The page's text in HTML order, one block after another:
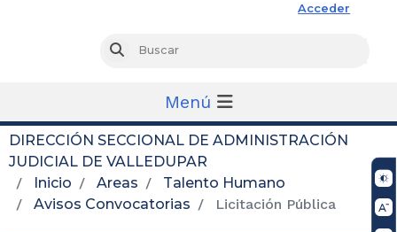
Acceder
Buscar
Menú
DIRECCIÓN SECCIONAL DE ADMINISTRACIÓN
JUDICIAL DE VALLEDUPAR
Inicio
Areas
Talento Humano
Avisos Convocatorias
Licitación Pública